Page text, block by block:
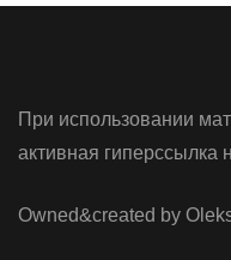
При использовании
активная гиперссылка
Owned&created by